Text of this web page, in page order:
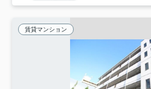
賃貸マンション